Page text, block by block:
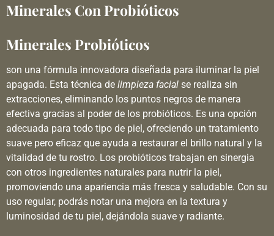
Minerales Con Probióticos
Minerales Probióticos
son una fórmula innovadora diseñada para iluminar la piel
apagada. Esta técnica de limpieza facial se realiza sin
extracciones, eliminando los puntos negros de manera
efectiva gracias al poder de los probióticos. Es una opción
adecuada para todo tipo de piel, ofreciendo un tratamiento
suave pero eficaz que ayuda a restaurar el brillo natural y la
vitalidad de tu rostro. Los probióticos trabajan en sinergia
con otros ingredientes naturales para nutrir la piel,
promoviendo una apariencia más fresca y saludable. Con su
uso regular, podrás notar una mejora en la textura y
luminosidad de tu piel, dejándola suave y radiante.